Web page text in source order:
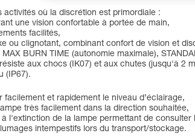
où la discrétion est primordiale :
une vision confortable à portée de main,
facilités,
ou clignotant, combinant confort de vision et
BURN TIME (autonomie maximale),
aux chocs (IK07) et aux chutes (jusqu'à 2
(IP67).
et rapidement le niveau d’éclairage,
très facilement dans la direction souhaitée,
l'extinction de la lampe permettant de consulter
intempestifs lors du transport/stockage.